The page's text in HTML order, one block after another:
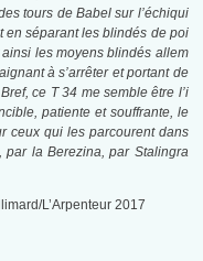
tours de Babel sur l’échiqui
en séparant les blindés de poi
les moyens blindés allem
à s’arrêter et portant de
ce T 34 me semble être l’i
patiente et souffrante, le
ceux qui les parcourent dans
par la Berezina, par Stalingra
L’Arpenteur 2017